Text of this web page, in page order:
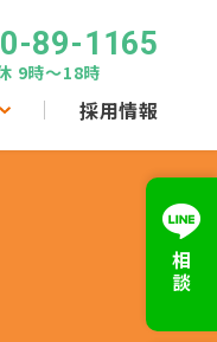
採用情報
89-1165
9時〜18時
相談